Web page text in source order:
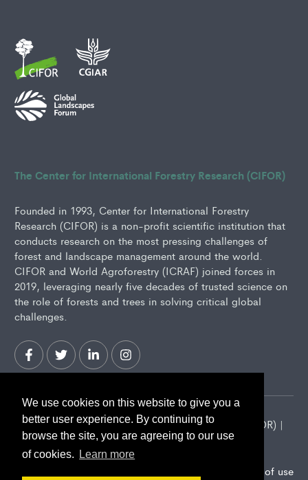
We use cookies on this website to give you a
better user experience. By continuing to
browse the site, you are agreeing to our use
of cookies.
Learn more
The Center for International Forestry Research (CIFOR)
Founded in 1993, Center for International Forestry
Research (CIFOR) is a non-profit scientific institution that
conducts research on the most pressing challenges of
forest and landscape management around the world.
CIFOR and World Agroforestry (ICRAF) joined forces in
2019, leveraging nearly five decades of trusted science on
the role of forests and trees in solving critical global
challenges.
2026 Center for International Forestry Research (CIFOR) |
CIFOR is a CGIAR Research Center
Terms of use